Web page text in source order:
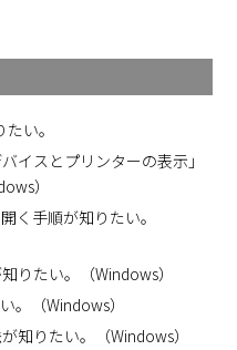
い。
イスとプリンターの表示」
）
く手順が知りたい。
りたい。（Windows）
。（Windows）
知りたい。（Windows）